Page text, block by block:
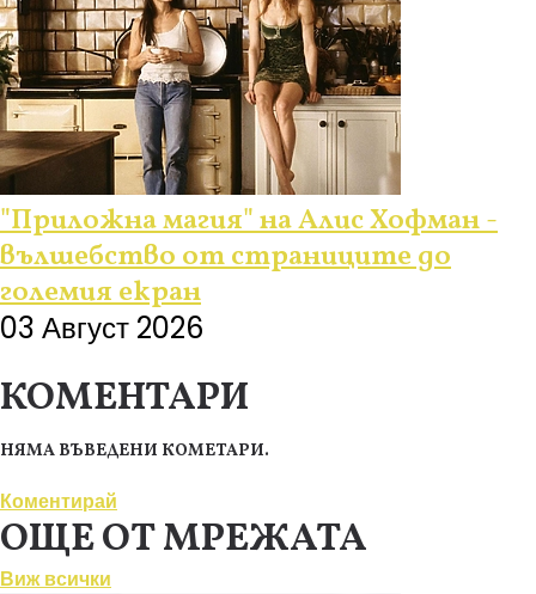
"Приложна магия" на Алис Хофман -
вълшебство от страниците до
големия екран
03 Август 2026
КОМЕНТАРИ
НЯМА ВЪВЕДЕНИ КОМЕТАРИ.
Коментирай
ОЩЕ ОТ МРЕЖАТА
Виж всички